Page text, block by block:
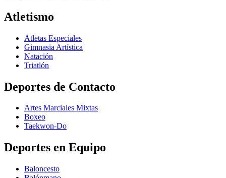
Atletismo
Atletas Especiales
Gimnasia Artística
Natación​
Triatlón​
Deportes de Contacto
Artes Marciales Mixtas
Boxeo
Taekwon-Do
Deportes en Equipo
Baloncesto